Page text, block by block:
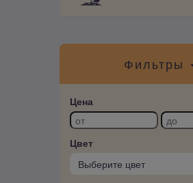
Фильтры
Цена
Цвет
Выберите цвет